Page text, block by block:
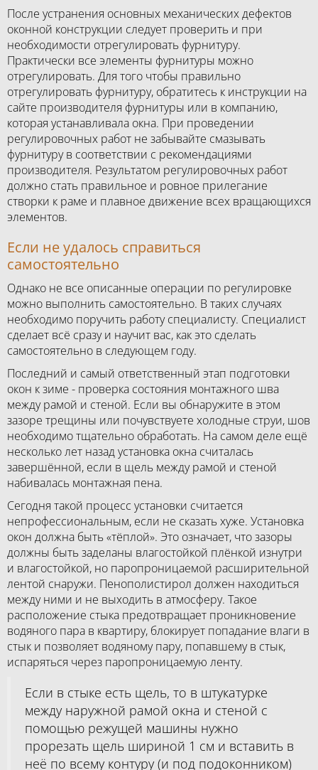
После устранения основных механических дефектов
оконной конструкции следует проверить и при
необходимости отрегулировать фурнитуру.
Практически все элементы фурнитуры можно
отрегулировать. Для того чтобы правильно
отрегулировать фурнитуру, обратитесь к инструкции на
сайте производителя фурнитуры или в компанию,
которая устанавливала окна. При проведении
регулировочных работ не забывайте смазывать
фурнитуру в соответствии с рекомендациями
производителя. Результатом регулировочных работ
должно стать правильное и ровное прилегание
створки к раме и плавное движение всех вращающихся
элементов.
Если не удалось справиться
самостоятельно
Однако не все описанные операции по регулировке
можно выполнить самостоятельно. В таких случаях
необходимо поручить работу специалисту. Специалист
сделает всё сразу и научит вас, как это сделать
самостоятельно в следующем году.
Последний и самый ответственный этап подготовки
окон к зиме - проверка состояния монтажного шва
между рамой и стеной. Если вы обнаружите в этом
зазоре трещины или почувствуете холодные струи, шов
необходимо тщательно обработать. На самом деле ещё
несколько лет назад установка окна считалась
завершённой, если в щель между рамой и стеной
набивалась монтажная пена.
Сегодня такой процесс установки считается
непрофессиональным, если не сказать хуже. Установка
окон должна быть «тёплой». Это означает, что зазоры
должны быть заделаны влагостойкой плёнкой изнутри
и влагостойкой, но паропроницаемой расширительной
лентой снаружи. Пенополистирол должен находиться
между ними и не выходить в атмосферу. Такое
расположение стыка предотвращает проникновение
водяного пара в квартиру, блокирует попадание влаги в
стык и позволяет водяному пару, попавшему в стык,
испаряться через паропроницаемую ленту.
Если в стыке есть щель, то в штукатурке
между наружной рамой окна и стеной с
помощью режущей машины нужно
прорезать щель шириной 1 см и вставить в
неё по всему контуру (и под подоконником)